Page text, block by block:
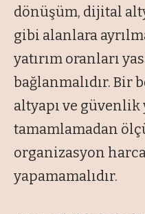
dönüşüm, dijital
gibi alanlara
yatırım oranları
bağlanmalıdır. Bir
altyapı ve güvenlik
tamamlamadan
organizasyon
yapamamalıdır.